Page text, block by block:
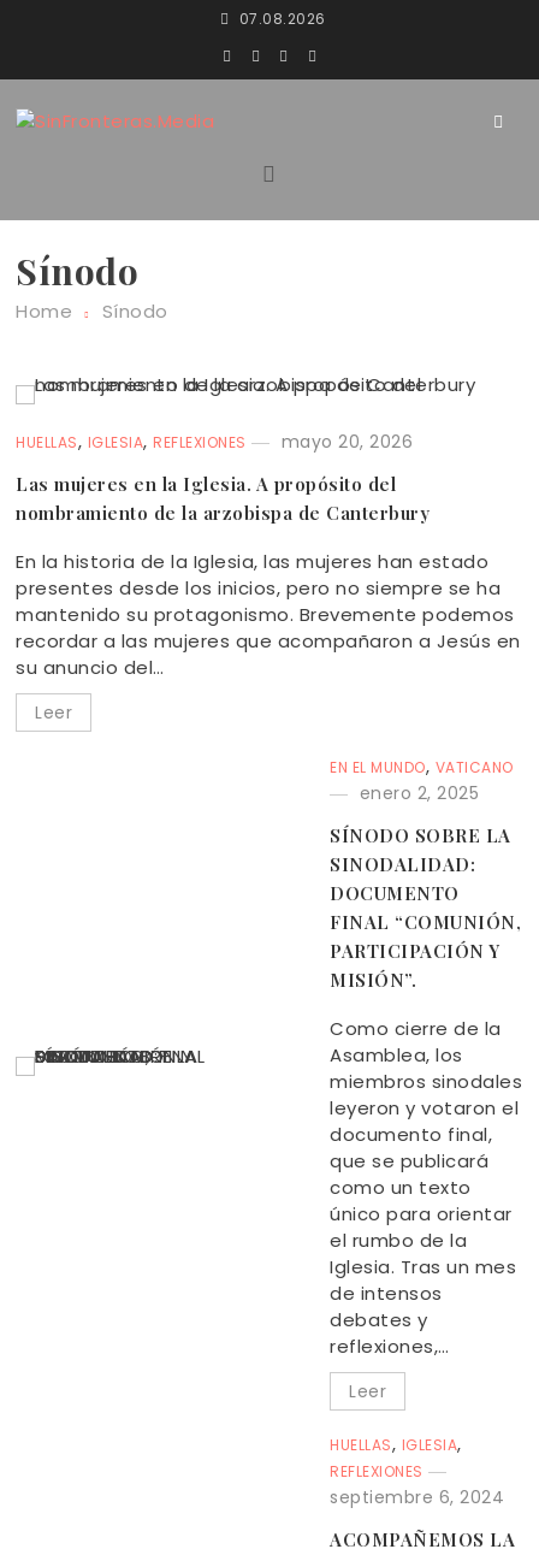
07.08.2026
SinFronteras.Media
Sínodo
Home Sínodo
HUELLAS, IGLESIA, REFLEXIONES
mayo 20, 2026
Las mujeres en la Iglesia. A propósito del
nombramiento de la arzobispa de Canterbury
En la historia de la Iglesia, las mujeres han estado
presentes desde los inicios, pero no siempre se ha
mantenido su protagonismo. Brevemente podemos
recordar a las mujeres que acompañaron a Jesús en
su anuncio del…
Leer
EN EL MUNDO, VATICANO
enero 2, 2025
SÍNODO SOBRE LA
SINODALIDAD:
DOCUMENTO
FINAL “COMUNIÓN,
PARTICIPACIÓN Y
MISIÓN”.
Como cierre de la
Asamblea, los
miembros sinodales
leyeron y votaron el
documento final,
que se publicará
como un texto
único para orientar
el rumbo de la
Iglesia. Tras un mes
de intensos
debates y
reflexiones,…
Leer
HUELLAS, IGLESIA,
REFLEXIONES
septiembre 6, 2024
ACOMPAÑEMOS LA